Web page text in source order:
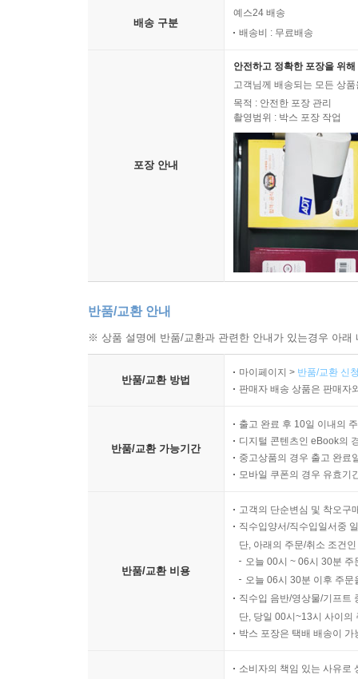
배송 구분
예스24 배송
배송비 : 무료배송
포장 안내
안전하고 정확한 포장을 위
고객님께 배송되는 모든 상
목적 : 안전한 포장 관리
촬영범위 : 박스 포장 작업
반품/교환 안내
※ 상품 설명에 반품/교환과 관련한 안내가 있는경우 아
반품/교환 방법
마이페이지 > 반품/교환 신
판매자 배송 상품은 판매자
반품/교환 가능기간
출고 완료 후 10일 이내의
디지털 콘텐츠인 eBook의
중고상품의 경우 출고 완료
모바일 쿠폰의 경우 유효기
반품/교환 비용
고객의 단순변심 및 착오구
직수입양서/직수입일서중
단, 아래의 주문/취소 조건
오늘 00시 ~ 06시 30분
오늘 06시 30분 이후 주
직수입 음반/영상물/기프트
단, 당일 00시~13시 사이의
박스 포장은 택배 배송이
소비자의 책임 있는 사유로